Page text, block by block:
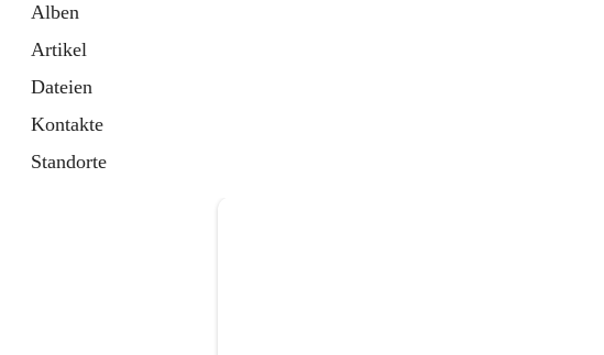
Alben
Artikel
Dateien
Kontakte
Standorte